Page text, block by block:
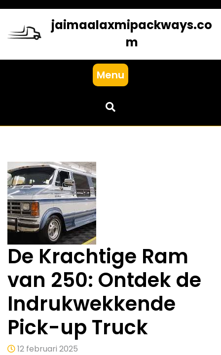
content
jaimaalaxmipackways.co
m
Menu
De Krachtige Ram
van 250: Ontdek de
Indrukwekkende
Pick-up Truck
12 februari 2025